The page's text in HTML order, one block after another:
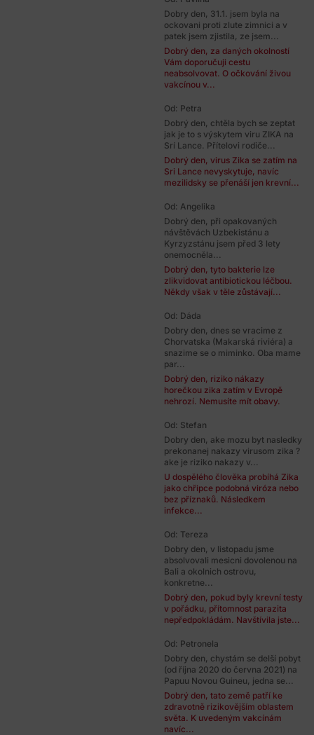
Dobry den, 31.1. jsem byla na
ockovani proti zlute zimnici a v
patek jsem zjistila, ze jsem...
Dobrý den, za daných okolností
Vám doporučuji cestu
neabsolvovat. O očkování živou
vakcínou v...
Od: Petra
Dobrý den, chtěla bych se zeptat
jak je to s výskytem viru ZIKA na
Srí Lance. Přítelovi rodiče...
Dobrý den, virus Zika se zatím na
Sri Lance nevyskytuje, navíc
mezilidsky se přenáší jen krevní...
Od: Angelika
Dobrý den, při opakovaných
návštěvách Uzbekistánu a
Kyrzyzstánu jsem před 3 lety
onemocněla...
Dobrý den, tyto bakterie lze
zlikvidovat antibiotickou léčbou.
Někdy však v těle zůstávají...
Od: Dáda
Dobry den, dnes se vracime z
Chorvatska (Makarská riviéra) a
snazime se o miminko. Oba mame
par...
Dobrý den, riziko nákazy
horečkou zika zatím v Evropě
nehrozí. Nemusíte mít obavy.
Od: Stefan
Dobry den, ake mozu byt nasledky
prekonanej nakazy virusom zika ?
ake je riziko nakazy v...
U dospělého člověka probíhá Zika
jako chřipce podobná viróza nebo
bez příznaků. Následkem
infekce...
Od: Tereza
Dobry den, v listopadu jsme
absolvovali mesicni dovolenou na
Bali a okolnich ostrovu,
konkretne...
Dobrý den, pokud byly krevní testy
v pořádku, přítomnost parazita
nepředpokládám. Navštívila jste...
Od: Petronela
Dobry den, chystám se delší pobyt
(od října 2020 do června 2021) na
Papuu Novou Guineu, jedna se...
Dobrý den, tato země patří ke
zdravotně rizikovějším oblastem
světa. K uvedeným vakcínám
navíc...